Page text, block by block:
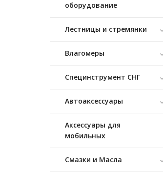
оборудование
Лестницы и стремянки
Влагомеры
Специнструмент СНГ
Автоаксессуары
Аксессуары для
мобильных
Смазки и Масла